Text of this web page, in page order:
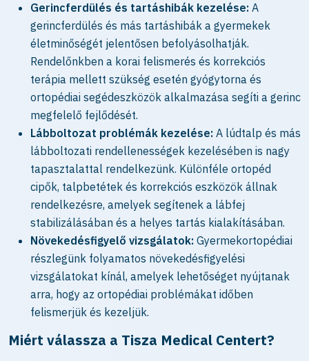
Gerincferdülés és tartáshibák kezelése: A
gerincferdülés és más tartáshibák a gyermekek
életminőségét jelentősen befolyásolhatják.
Rendelőnkben a korai felismerés és korrekciós
terápia mellett szükség esetén gyógytorna és
ortopédiai segédeszközök alkalmazása segíti a gerinc
megfelelő fejlődését.
Lábboltozat problémák kezelése: A lúdtalp és más
lábboltozati rendellenességek kezelésében is nagy
tapasztalattal rendelkezünk. Különféle ortopéd
cipők, talpbetétek és korrekciós eszközök állnak
rendelkezésre, amelyek segítenek a lábfej
stabilizálásában és a helyes tartás kialakításában.
Növekedésfigyelő vizsgálatok: Gyermekortopédiai
részlegünk folyamatos növekedésfigyelési
vizsgálatokat kínál, amelyek lehetőséget nyújtanak
arra, hogy az ortopédiai problémákat időben
felismerjük és kezeljük.
Miért válassza a Tisza Medical Centert?